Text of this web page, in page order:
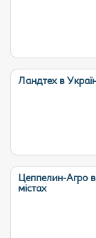
Ландтех в
Цеппелин-Агро в
містах